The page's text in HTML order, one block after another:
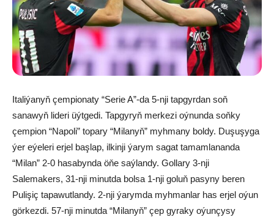
Italiýanyň çempionaty “Serie A”-da 5-nji tapgyrdan soň
sanawyň lideri üýtgedi. Tapgyryň merkezi oýnunda soňky
çempion “Napoli” topary “Milanyň” myhmany boldy. Duşuşyga
ýer eýeleri erjel başlap, ilkinji ýarym sagat tamamlananda
“Milan” 2-0 hasabynda öňe saýlandy. Gollary 3-nji
Salemakers, 31-nji minutda bolsa 1-nji goluň pasyny beren
Pulişiç tapawutlandy. 2-nji ýarymda myhmanlar has erjel oýun
görkezdi. 57-nji minutda “Milanyň” çep gyraky oýunçysy